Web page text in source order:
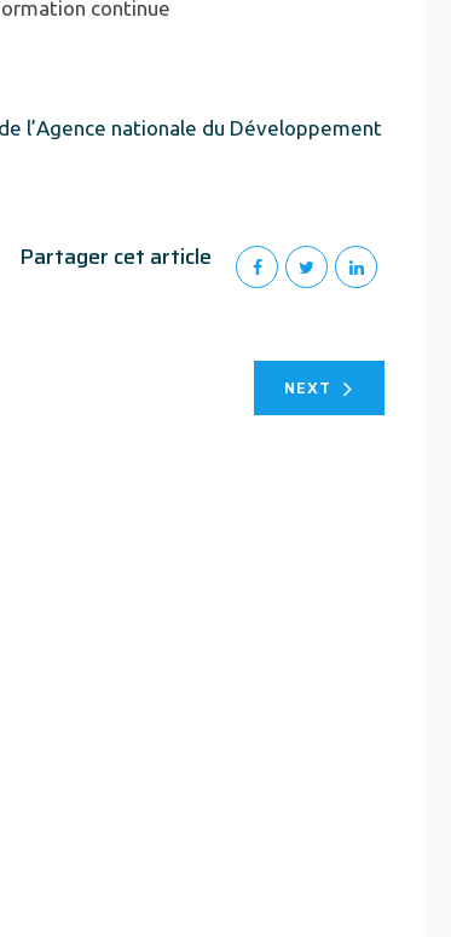
continue
l’Agence nationale du Développement
Partager cet article
NEXT